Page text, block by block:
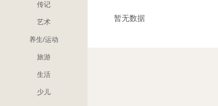
传记
艺术
养生/运动
旅游
生活
少儿
暂无数据